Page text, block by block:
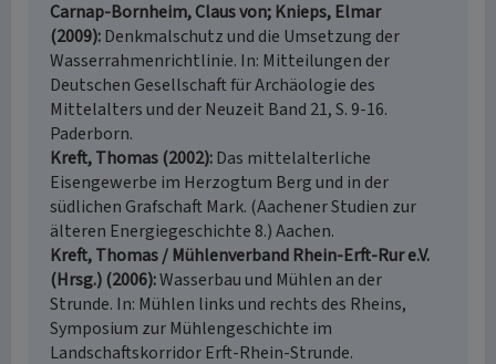
Carnap-Bornheim, Claus von; Knieps, Elmar
(2009) Denkmalschutz und die Umsetzung der
Wasserrahmenrichtlinie. In: Mitteilungen der
Deutschen Gesellschaft für Archäologie des
Mittelalters und der Neuzeit Band 21, S. 9-16.
Paderborn.
Kreft, Thomas (2002) Das mittelalterliche
Eisengewerbe im Herzogtum Berg und in der
südlichen Grafschaft Mark. (Aachener Studien zur
älteren Energiegeschichte 8.) Aachen.
Kreft, Thomas / Mühlenverband Rhein-Erft-Rur e.V.
(Hrsg.) (2006) Wasserbau und Mühlen an der
Strunde. In: Mühlen links und rechts des Rheins,
Symposium zur Mühlengeschichte im
Landschaftskorridor Erft-Rhein-Strunde.